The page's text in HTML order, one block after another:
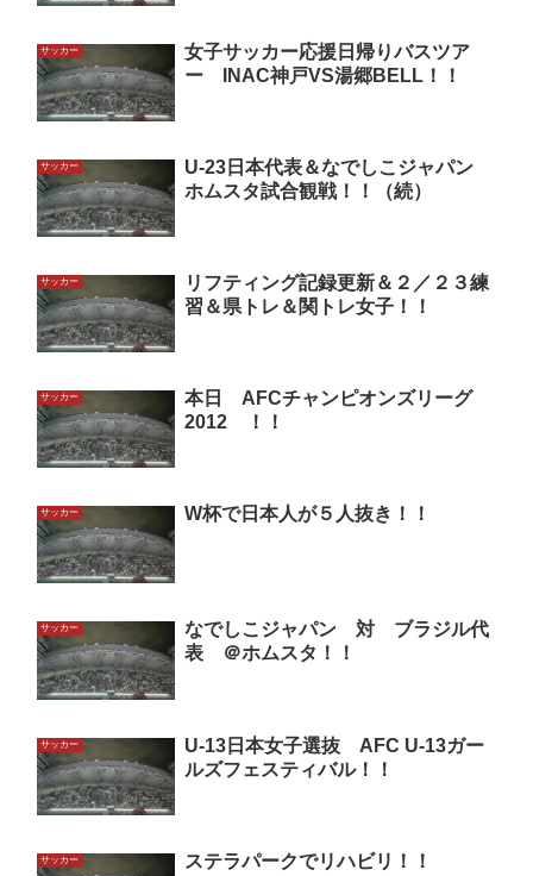
サッカー
女子サッカー応援日帰りバスツア
ー INAC神戸VS湯郷BELL！！
サッカー
U-23日本代表＆なでしこジャパン
ホムスタ試合観戦！！（続）
サッカー
リフティング記録更新＆２／２３練
習＆県トレ＆関トレ女子！！
サッカー
本日 AFCチャンピオンズリーグ
2012 ！！
サッカー W杯で日本人が５人抜き！！
サッカー
なでしこジャパン 対 ブラジル代
表 ＠ホムスタ！！
サッカー
U-13日本女子選抜 AFC U-13ガー
ルズフェスティバル！！
サッカー ステラパークでリハビリ！！